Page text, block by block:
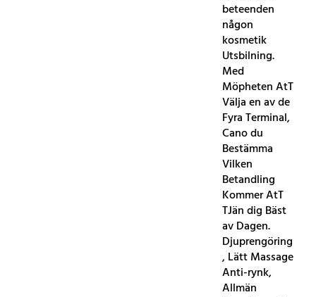
beteenden
någon
kosmetik
Utsbilning.
Med
Möpheten AtT
Välja en av de
Fyra Terminal,
Cano du
Bestämma
Vilken
Betandling
Kommer AtT
TJän dig Bäst
av Dagen.
Djuprengöring
, Lätt Massage
Anti-rynk,
Allmän